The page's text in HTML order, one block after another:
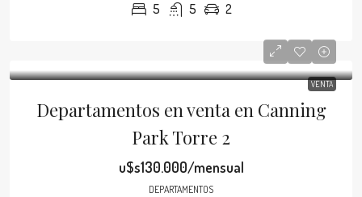
5 5 2
VENTA
Departamentos en venta en Canning
Park Torre 2
u$s130.000/mensual
DEPARTAMENTOS